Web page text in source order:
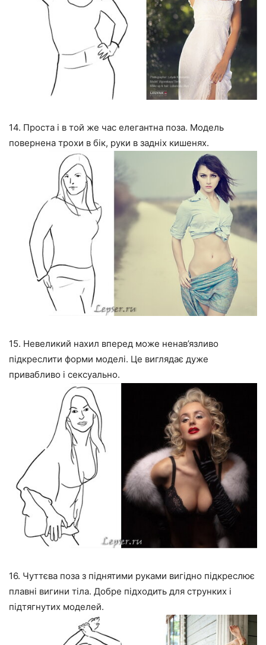
14. Проста і в той же час елегантна поза. Модель
повернена трохи в бік, руки в задніх кишенях.
15. Невеликий нахил вперед може ненав’язливо
підкреслити форми моделі. Це виглядає дуже
привабливо і сексуально.
16. Чуттєва поза з піднятими руками вигідно підкреслює
плавні вигини тіла. Добре підходить для струнких і
підтягнутих моделей.